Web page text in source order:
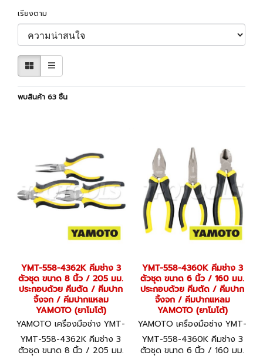
เรียงตาม
พบสินค้า 63 ชิ้น
YMT-558-4362K คีมช่าง 3
ตัวชุด ขนาด 8 นิ้ว / 205 มม.
ประกอบด้วย คีมตัด / คีมปาก
จิ้งจก / คีมปากแหลม
YAMOTO (ยาโมโต้)
YAMOTO เครื่องมือช่าง YMT-
558-4362K
YMT-558-4362K คีมช่าง 3
ตัวชุด ขนาด 8 นิ้ว / 205 มม.
YMT-558-4360K คีมช่าง 3
ตัวชุด ขนาด 6 นิ้ว / 160 มม.
ประกอบด้วย คีมตัด / คีมปาก
จิ้งจก / คีมปากแหลม
YAMOTO (ยาโมโต้)
YAMOTO เครื่องมือช่าง YMT-
558-4360K
YMT-558-4360K คีมช่าง 3
ตัวชุด ขนาด 6 นิ้ว / 160 มม.